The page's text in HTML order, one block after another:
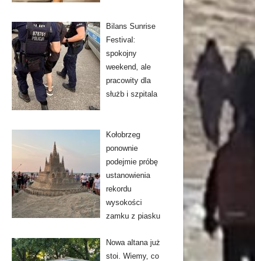
Bilans Sunrise
Festival:
spokojny
weekend, ale
pracowity dla
służb i szpitala
Kołobrzeg
ponownie
podejmie próbę
ustanowienia
rekordu
wysokości
zamku z piasku
Nowa altana już
stoi. Wiemy, co